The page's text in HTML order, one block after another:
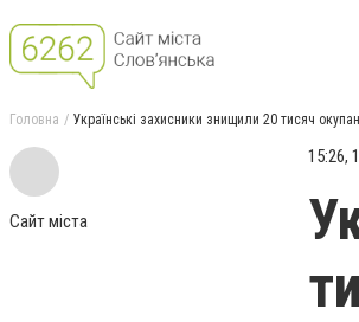
Головна Українські захисники знищили 20 тисяч
Сайт міста
15:26,